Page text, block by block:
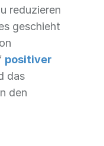
reduzieren
geschieht
positiver
das
den